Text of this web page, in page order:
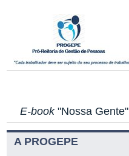
E-book"Nossa Gente"
A PROGEPE